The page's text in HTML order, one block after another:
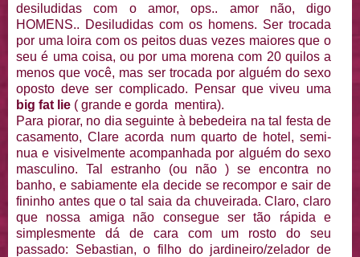
desiludidas com o amor, ops.. amor não, digo
HOMENS.. Desiludidas com os homens. Ser trocada
por uma loira com os peitos duas vezes maiores que o
seu é uma coisa, ou por uma morena com 20 quilos a
menos que você, mas ser trocada por alguém do sexo
oposto deve ser complicado. Pensar que viveu uma
big fat lie ( grande e gorda mentira).
Para piorar, no dia seguinte à bebedeira na tal festa de
casamento, Clare acorda num quarto de hotel, semi-
nua e visivelmente acompanhada por alguém do sexo
masculino. Tal estranho (ou não ) se encontra no
banho, e sabiamente ela decide se recompor e sair de
fininho antes que o tal saia da chuveirada. Claro, claro
que nossa amiga não consegue ser tão rápida e
simplesmente dá de cara com um rosto do seu
passado: Sebastian, o filho do jardineiro/zelador de